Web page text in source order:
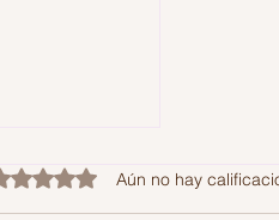
0 de 5 estrellas.
Aún no hay